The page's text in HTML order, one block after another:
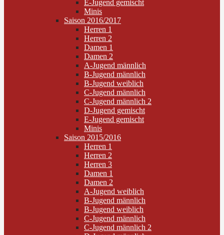
E-Jugend gemischt
Minis
Saison 2016/2017
Herren 1
Herren 2
Damen 1
Damen 2
A-Jugend männlich
B-Jugend männlich
B-Jugend weiblich
C-Jugend männlich
C-Jugend männlich 2
D-Jugend gemischt
E-Jugend gemischt
Minis
Saison 2015/2016
Herren 1
Herren 2
Herren 3
Damen 1
Damen 2
A-Jugend weiblich
B-Jugend männlich
B-Jugend weiblich
C-Jugend männlich
C-Jugend männlich 2